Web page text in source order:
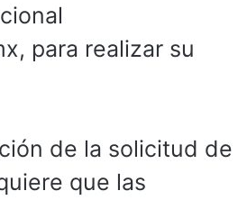
para realizar su
de la solicitud de
que las